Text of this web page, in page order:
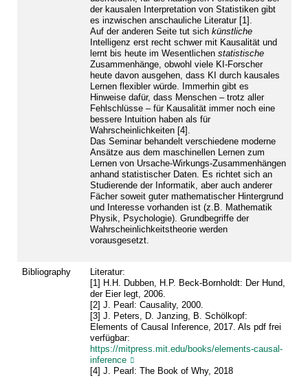
der kausalen Interpretation von Statistiken gibt
es inzwischen anschauliche Literatur [1].
Auf der anderen Seite tut sich künstliche
Intelligenz erst recht schwer mit Kausalität und
lernt bis heute im Wesentlichen statistische
Zusammenhänge, obwohl viele KI-Forscher
heute davon ausgehen, dass KI durch kausales
Lernen flexibler würde. Immerhin gibt es
Hinweise dafür, dass Menschen – trotz aller
Fehlschlüsse – für Kausalität immer noch eine
bessere Intuition haben als für
Wahrscheinlichkeiten [4].
Das Seminar behandelt verschiedene moderne
Ansätze aus dem maschinellen Lernen zum
Lernen von Ursache-Wirkungs-Zusammenhängen
anhand statistischer Daten. Es richtet sich an
Studierende der Informatik, aber auch anderer
Fächer soweit guter mathematischer Hintergrund
und Interesse vorhanden ist (z.B. Mathematik
Physik, Psychologie). Grundbegriffe der
Wahrscheinlichkeitstheorie werden
vorausgesetzt.
Bibliography
Literatur:
[1] H.H. Dubben, H.P. Beck-Bornholdt: Der Hund,
der Eier legt, 2006.
[2] J. Pearl: Causality, 2000.
[3] J. Peters, D. Janzing, B. Schölkopf:
Elements of Causal Inference, 2017. Als pdf frei
verfügbar:
https://mitpress.mit.edu/books/elements-causal-
inference
[4] J. Pearl: The Book of Why, 2018